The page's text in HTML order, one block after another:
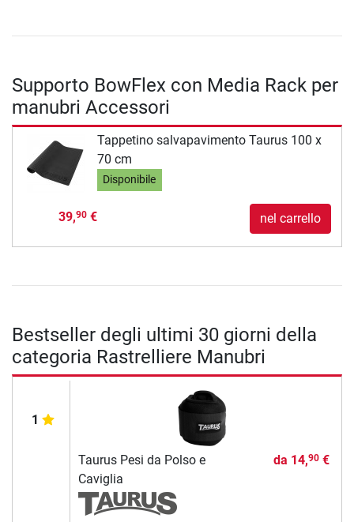
Supporto BowFlex con Media Rack per
manubri Accessori
Tappetino salvapavimento Taurus 100 x
70 cm
Disponibile
39,90€ nel carrello
Bestseller degli ultimi 30 giorni della
categoria Rastrelliere Manubri
1
Taurus Pesi da Polso e
Caviglia
da 14,90€